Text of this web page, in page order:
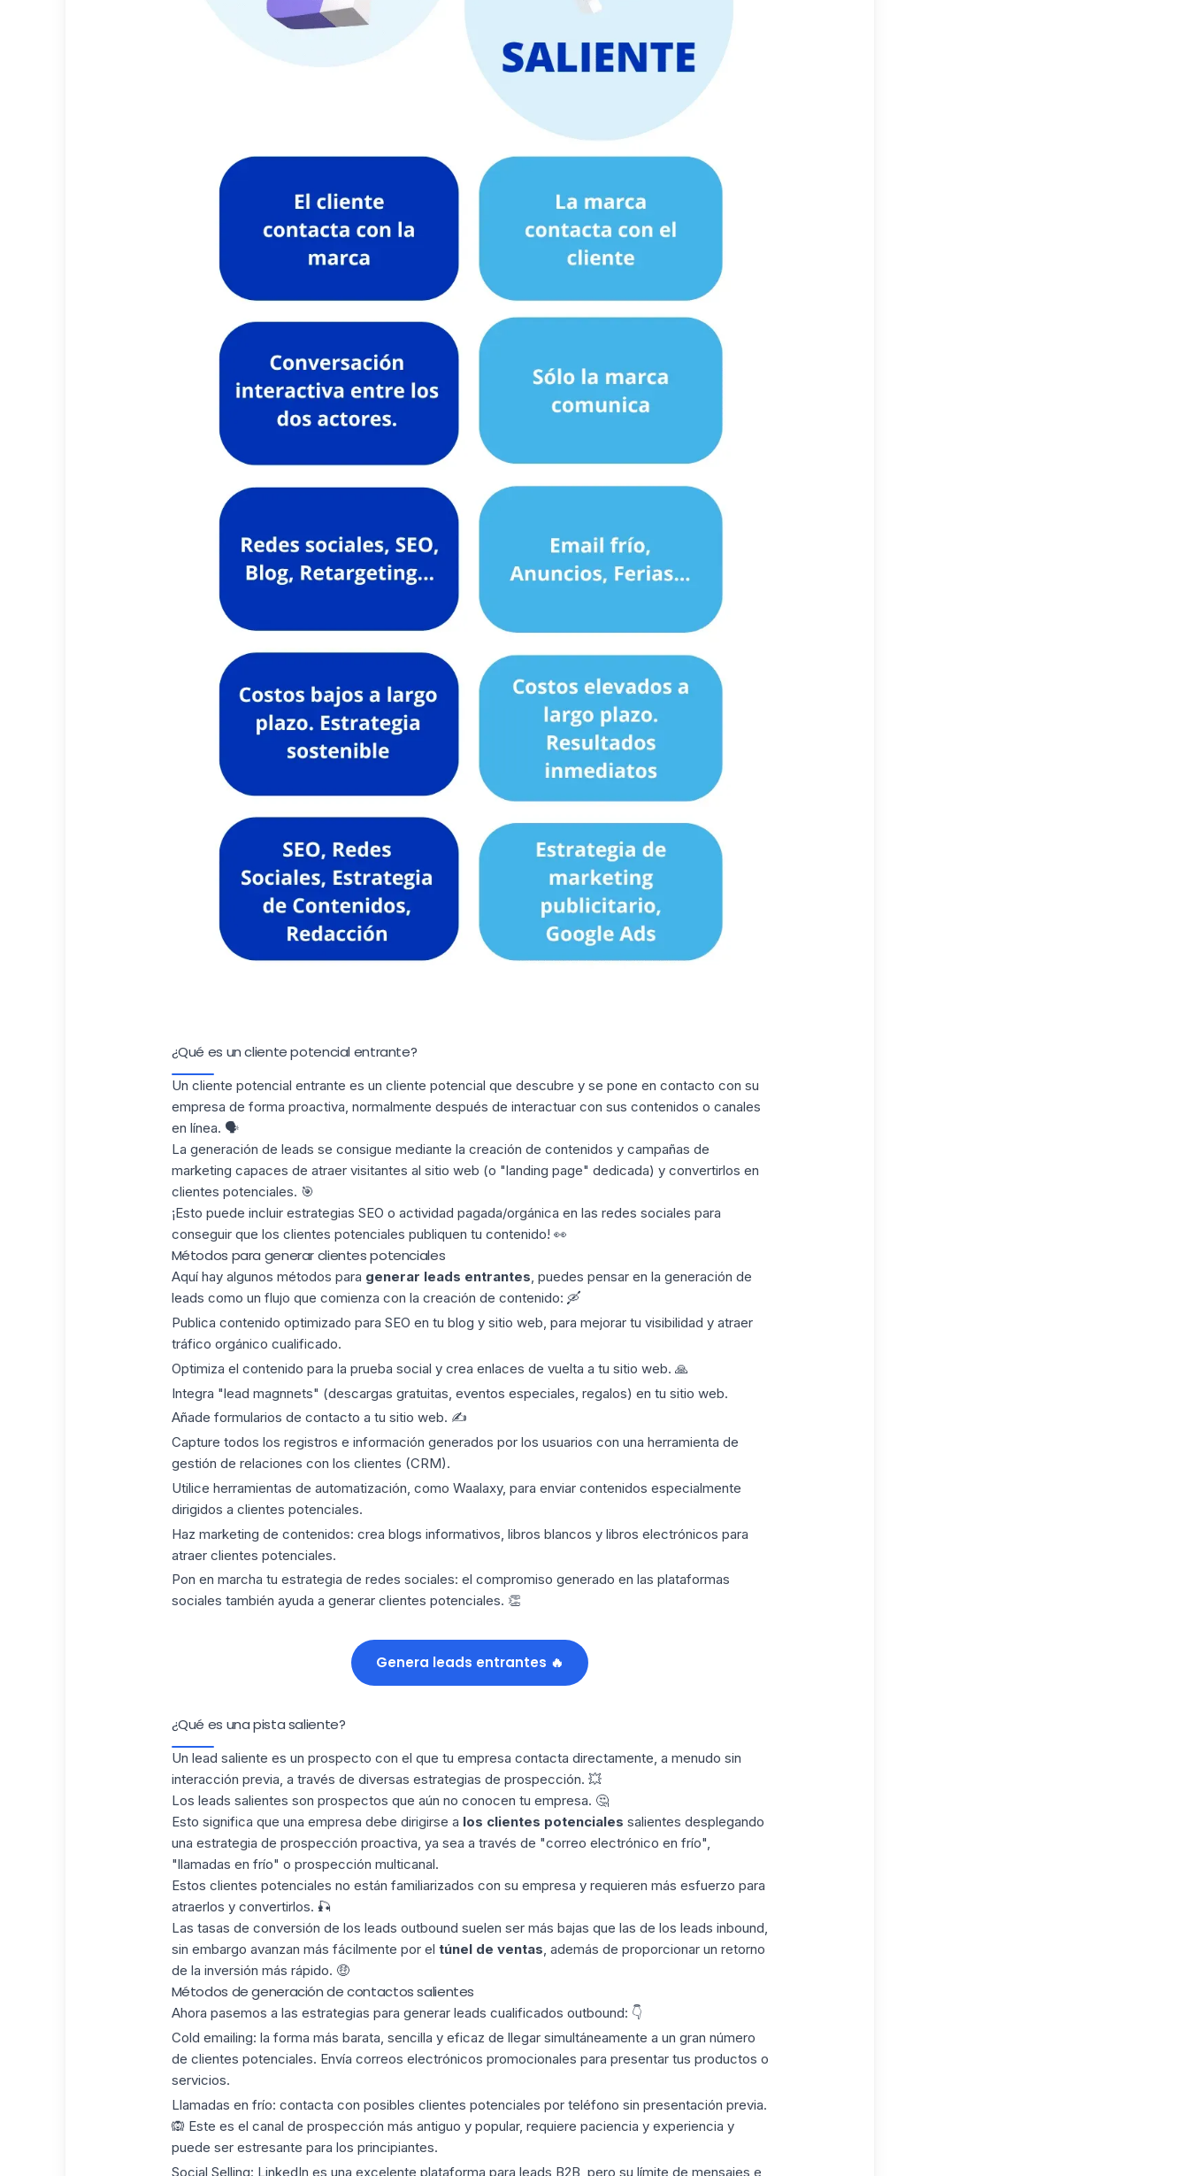
¿Qué es un cliente potencial entrante?
Un cliente potencial entrante es un cliente potencial que descubre y se pone en contacto con su
empresa de forma proactiva, normalmente después de interactuar con sus contenidos o canales
en línea. 🗣️
La generación de leads se consigue mediante la creación de contenidos y campañas de
marketing capaces de atraer visitantes al sitio web (o "landing page" dedicada) y convertirlos en
clientes potenciales. 🎯
¡Esto puede incluir estrategias SEO o actividad pagada/orgánica en las redes sociales para
conseguir que los clientes potenciales publiquen tu contenido! 👀
Métodos para generar clientes potenciales
Aquí hay algunos métodos para generar leads entrantes, puedes pensar en la generación de
leads como un flujo que comienza con la creación de contenido: 🛶
Publica contenido optimizado para SEO en tu blog y sitio web, para mejorar tu visibilidad y atraer
tráfico orgánico cualificado.
Optimiza el contenido para la prueba social y crea enlaces de vuelta a tu sitio web. 🙏
Integra "lead magnnets" (descargas gratuitas, eventos especiales, regalos) en tu sitio web.
Añade formularios de contacto a tu sitio web. ✍️
Capture todos los registros e información generados por los usuarios con una herramienta de
gestión de relaciones con los clientes (CRM).
Utilice herramientas de automatización, como Waalaxy, para enviar contenidos especialmente
dirigidos a clientes potenciales.
Haz marketing de contenidos: crea blogs informativos, libros blancos y libros electrónicos para
atraer clientes potenciales.
Pon en marcha tu estrategia de redes sociales: el compromiso generado en las plataformas
sociales también ayuda a generar clientes potenciales. 👏
Genera leads entrantes 🔥
¿Qué es una pista saliente?
Un lead saliente es un prospecto con el que tu empresa contacta directamente, a menudo sin
interacción previa, a través de diversas estrategias de prospección. 💥
Los leads salientes son prospectos que aún no conocen tu empresa. 🤔
Esto significa que una empresa debe dirigirse a los clientes potenciales salientes desplegando
una estrategia de prospección proactiva, ya sea a través de "correo electrónico en frío",
"llamadas en frío" o prospección multicanal.
Estos clientes potenciales no están familiarizados con su empresa y requieren más esfuerzo para
atraerlos y convertirlos. 🎣
Las tasas de conversión de los leads outbound suelen ser más bajas que las de los leads inbound,
sin embargo avanzan más fácilmente por el túnel de ventas, además de proporcionar un retorno
de la inversión más rápido. 🤑
Métodos de generación de contactos salientes
Ahora pasemos a las estrategias para generar leads cualificados outbound: 👇
Cold emailing: la forma más barata, sencilla y eficaz de llegar simultáneamente a un gran número
de clientes potenciales. Envía correos electrónicos promocionales para presentar tus productos o
servicios.
Llamadas en frío: contacta con posibles clientes potenciales por teléfono sin presentación previa.
🙉 Este es el canal de prospección más antiguo y popular, requiere paciencia y experiencia y
puede ser estresante para los principiantes.
Social Selling: LinkedIn es una excelente plataforma para leads B2B, pero su límite de mensajes e